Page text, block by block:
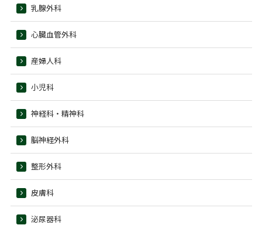
乳腺外科
心臓血管外科
産婦人科
小児科
神経科・精神科
脳神経外科
整形外科
皮膚科
泌尿器科